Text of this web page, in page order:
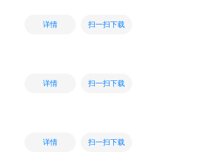
详情 扫一扫下载
详情 扫一扫下载
详情 扫一扫下载